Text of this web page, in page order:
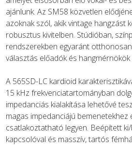
ajánlunk. Az SM58 közvetlen
azoknak szól, akik vintage hangzást
robusztus kivitelben. Stúdióban,
rendszerekben egyaránt
választás előadók és hangmérnökök
A 565SD-LC kardioid
15 kHz frekvenciatartományban
impedanciás kialakítása lehetővé
magas impedanciájú bemenetekhez
csatlakoztatható legyen. Beépített
kapcsolóval és masszív, tartós